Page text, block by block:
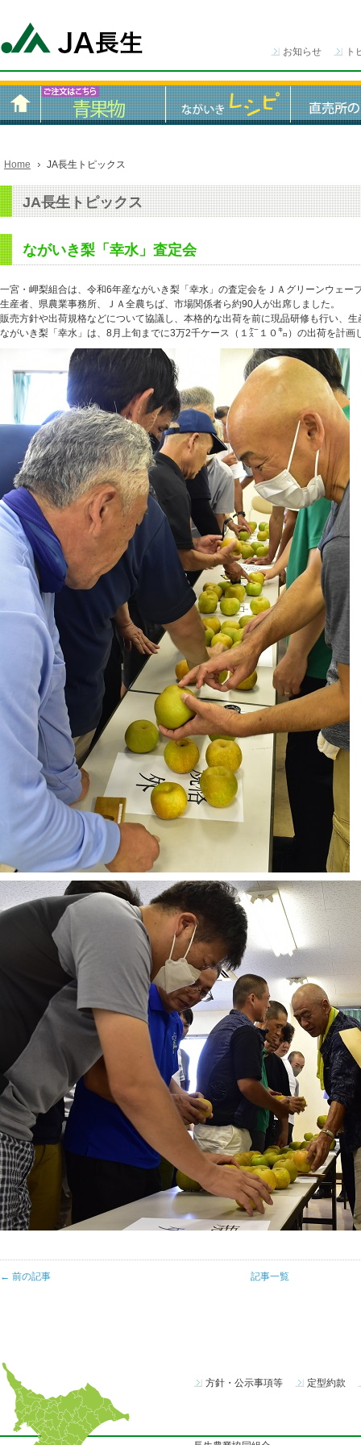
お知らせ ト
Home JA長生トピックス
JA長生トピックス
ながいき梨「幸水」査定会
一宮・岬梨組合は、令和6年産ながいき梨「幸水」の査定会をＪＡグリーンウェー
生産者、県農業事務所、ＪＡ全農ちば、市場関係者ら約90人が出席しました。
販売方針や出荷規格などについて協議し、本格的な出荷を前に現品研修も行い、
ながいき梨「幸水」は、8月上旬までに3万2千ケース（１㌜１０㌔）の出荷を計画
← 前の記事 記事一覧
方針・公示事項等 定型約款